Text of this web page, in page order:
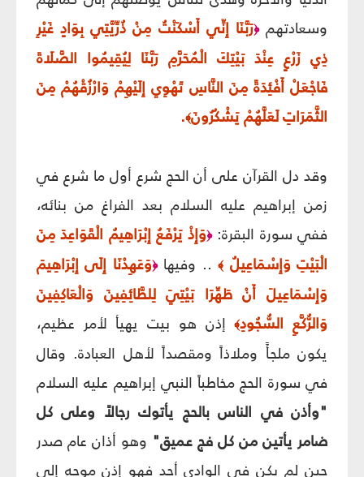
وسعادتهم﴿رَبَّنَا إِنِّي أَسْكَنْتُ مِنْ ذُرِّيَّتِي بِوَادٍ غَيْرِ
ذِي زَرْعٍ عِنْدَ بَيْتِكَ الْمُحَرَّمِ رَبَّنَا لِيُقِيمُوا الصَّلَاةَ
فَاجْعَلْ أَفْئِدَةً مِنَ النَّاسِ تَهْوِي إِلَيْهِمْ وَارْزُقْهُمْ مِنَ
الثَّمَرَاتِ لَعَلَّهُمْ يَشْكُرُونَ﴾.
وقد دل القرآن على أن الحج شرع أول ما شرع في
زمن إبراهيم عليه السلام بعد الفراغ من بنائه،
ففي سورة البقرة:﴿وَإِذْ يَرْفَعُ إِبْرَاهِيمُ الْقَوَاعِدَ مِنَ
الْبَيْتِ وَإِسْمَاعِيلُ﴾.. وفيها﴿وَعَهِدْنَا إِلَى إِبْرَاهِيمَ
وَإِسْمَاعِيلَ أَنْ طَهِّرَا بَيْتِيَ لِلطَّائِفِينَ وَالْعَاكِفِينَ
وَالرُّكَّعِ السُّجُودِ﴾إذن هو بيت يهيأ لأمر عظيم،
يكون ملجأً وملاذاً ومقصداً لأهل العبادة. وقال
في سورة الحج مخاطباً النبي إبراهيم عليه السلام
"وأذن في الناس بالحج يأتوك رجالاً وعلى كل
ضامر يأتين من كل فج عميق" وهو أذان عام صدر
حين لم يكن في الوادي أحد فهو إذن موجه إلى